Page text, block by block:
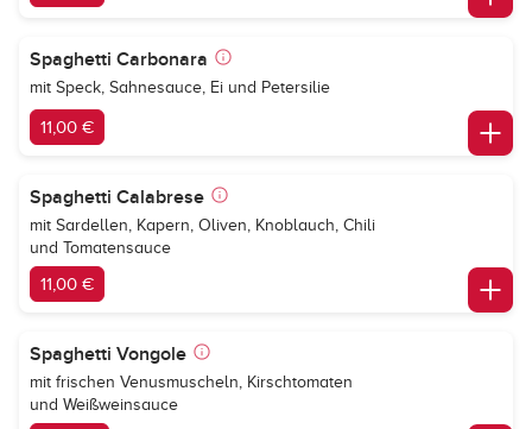
Spaghetti Carbonara
mit Speck, Sahnesauce, Ei und Petersilie
11,00 €
Spaghetti Calabrese
mit Sardellen, Kapern, Oliven, Knoblauch, Chili
und Tomatensauce
11,00 €
Spaghetti Vongole
mit frischen Venusmuscheln, Kirschtomaten
und Weißweinsauce